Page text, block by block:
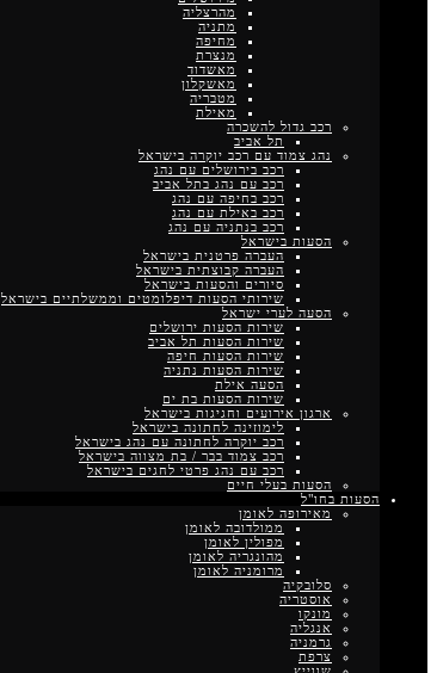
מהרצליה
מתניה
מחיפה
מנצרת
מאשדוד
מאשקלון
מטבריה
מאילת
רכב גדול להשכרה
תל אביב
נהג צמוד עם רכב יוקרה בישראל
רכב בירושלים עם נהג
רכב עם נהג בתל אביב
רכב בחיפה עם נהג
רכב באילת עם נהג
רכב בנתניה עם נהג
הסעות בישראל
העברה פרטנית בישראל
העברה קבוצתית בישראל
סיורים והסעות בישראל
שירותי הסעות דיפלומטים וממשלתיים בישראל
הסעה לערי ישראל
שירות הסעות ירושלים
שירות הסעות תל אביב
שירות הסעות חיפה
שירות הסעות נתניה
הסעה אילת
שירות הסעות בת ים
ארגון אירועים וחגיגות בישראל
לימוזינה לחתונה בישראל
רכב יוקרה לחתונה עם נהג בישראל
רכב צמוד בבר / בת מצווה בישראל
רכב עם נהג פרטי לחגים בישראל
הסעות בעלי חיים
הסעות בחו"ל
מאירופה לאומן
ממולדובה לאומן
מפולין לאומן
מהונגריה לאומן
מרומניה לאומן
סלובקיה
אוסטריה
מונקו
אנגליה
גרמניה
צרפת